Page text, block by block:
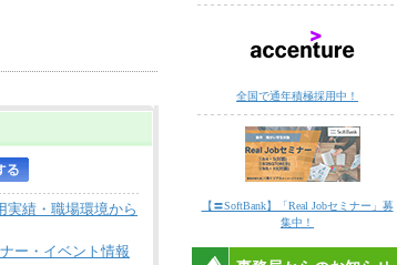
実績・職場環境から
ー・イベント情報
全国で通年積極採用中！
【〓SoftBank】「Real Jobセミナー」募
集中！